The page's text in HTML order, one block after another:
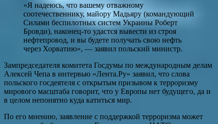
«Я надеюсь, что вашему отважному
соотечественнику, майору Мадьяру (командующий
Силами беспилотных систем Украины Роберт
Бровди), наконец-то удастся вывести из строя
нефтепровод, и вы будете получать свою нефть
через Хорватию», — заявил польский министр.
Зампредседателя комитета Госдумы по международным делам
Алексей Чепа в интервью «Лента.Ру» заявил, что слова
польского госдеятеля с открытым призывом к терроризму
мирового масштаба говорит, что у Европы нет будущего, да и
в целом непонятно куда катиться мир.
По его мнению, заявление с поддержкой терроризма может